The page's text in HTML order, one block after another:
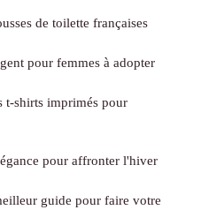
de toilette françaises
pour femmes à adopter
t-shirts imprimés pour
pour affronter l'hiver
guide pour faire votre